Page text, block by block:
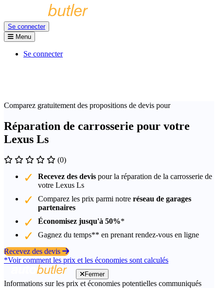
Se connecter
Menu
Se connecter
Comparez gratuitement des propositions de devis pour
Réparation de carrosserie pour votre
Lexus Ls
(0)
Recevez des devis pour la réparation de la carrosserie de
votre Lexus Ls
Comparez les prix parmi notre réseau de garages
partenaires
Économisez jusqu'à 50%*
Gagnez du temps** en prenant rendez-vous en ligne
Recevez des devis
*Voir comment les prix et les économies sont calculés
Fermer
Informations sur les prix et économies potentielles communiqués